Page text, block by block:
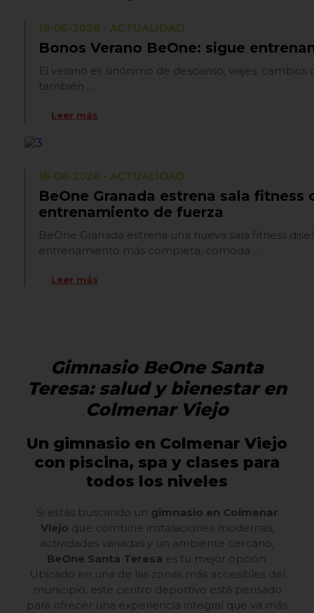
Gimnasio BeOne Santa
Teresa: salud y bienestar en
Colmenar Viejo
Un gimnasio en Colmenar Viejo
con piscina, spa y clases para
todos los niveles
Si estás buscando un gimnasio en Colmenar
Viejo que combine instalaciones modernas,
actividades variadas y un ambiente cercano,
BeOne Santa Teresa es tu mejor opción.
Ubicado en una de las zonas más accesibles del
municipio, este centro deportivo está pensado
para ofrecer una experiencia integral que va más
19-06-2026 - ACTUALIDAD
Bonos Verano BeOne: sigue
El verano es sinónimo de descanso, viajes,
también ...
Leer más
16-06-2026 - ACTUALIDAD
BeOne Granada estrena sala fitness
entrenamiento de fuerza
BeOne Granada estrena una nueva sala fitness
entrenamiento más completa, cómoda ...
Leer más